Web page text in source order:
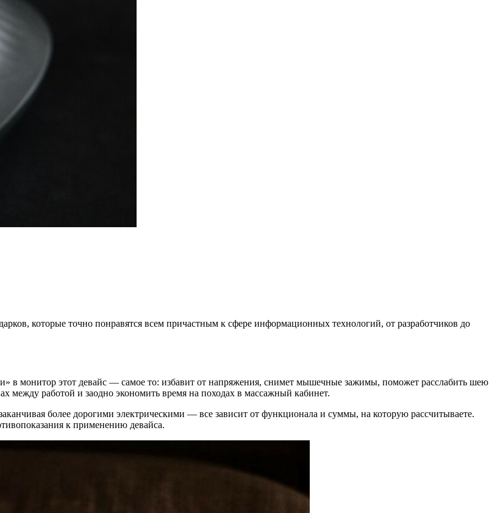
которые точно понравятся всем причастным к сфере информационных технологий, от разработчиков до
в монитор этот девайс — самое то: избавит от напряжения, снимет мышечные зажимы, поможет расслабить шею
между работой и заодно экономить время на походах в массажный кабинет.
более дорогими электрическими — все зависит от функционала и суммы, на которую рассчитываете.
к применению девайса.